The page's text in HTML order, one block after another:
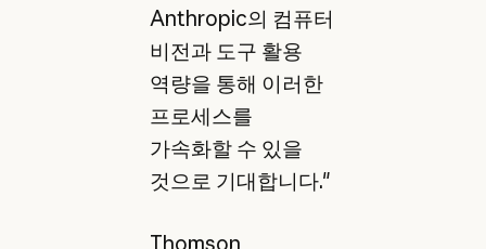
Anthropic의 컴퓨터
비전과 도구 활용
역량을 통해 이러한
프로세스를
가속화할 수 있을
것으로 기대합니다."